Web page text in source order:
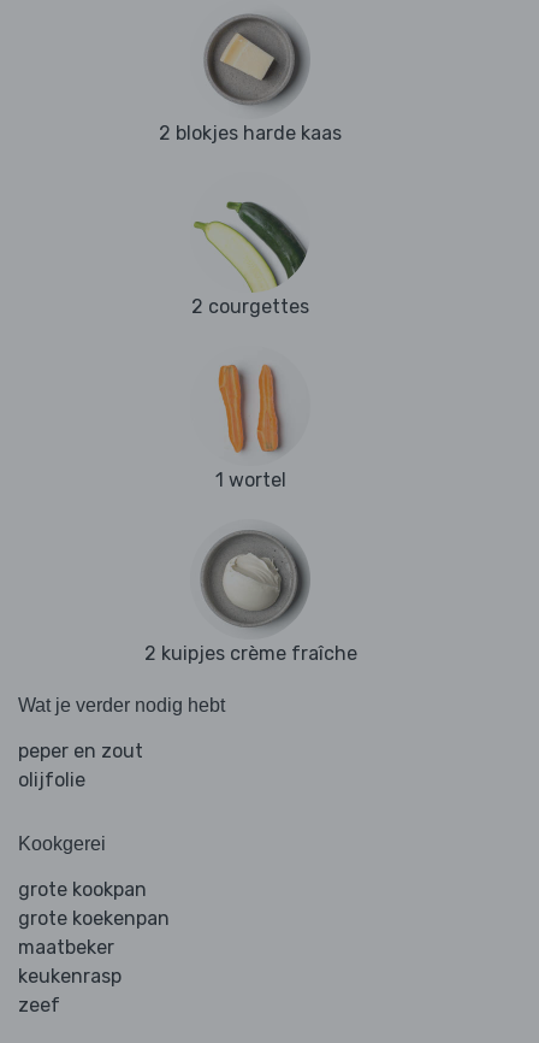
2 blokjes harde kaas
2 courgettes
1 wortel
2 kuipjes crème fraîche
Wat je verder nodig hebt
peper en zout
olijfolie
Kookgerei
grote kookpan
grote koekenpan
maatbeker
keukenrasp
zeef